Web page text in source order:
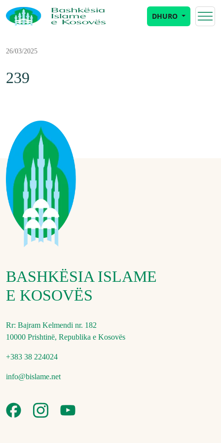
DHURO
26/03/2025
239
BASHKËSIA ISLAME
E KOSOVËS
Rr: Bajram Kelmendi nr. 182
10000 Prishtinë, Republika e Kosovës
+383 38 224024
info@bislame.net